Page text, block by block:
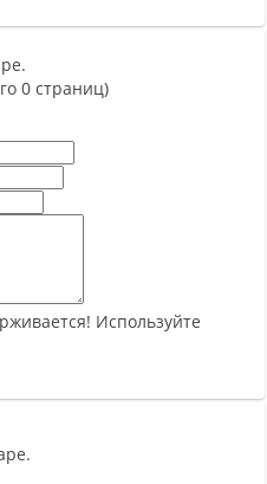
0 страниц)
Используйте